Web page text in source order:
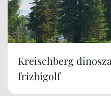
Kreischberg
frizbigolf